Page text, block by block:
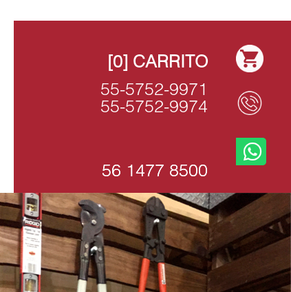
[0] CARRITO
55-5752-9971
55-5752-9974
56 1477 8500
56 1477 8500